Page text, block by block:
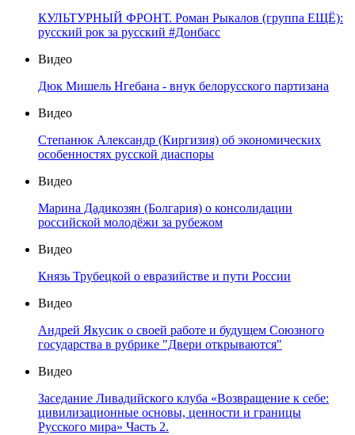
КУЛЬТУРНЫЙ ФРОНТ. Роман Рыкалов (группа ЕЩЁ):
русский рок за русский #Донбасс
Видео
Дюк Мишель Нгебана - внук белорусского партизана
Видео
Степанюк Александр (Киргизия) об экономических
особенностях русской диаспоры
Видео
Марина Дадикозян (Болгария) о консолидации
российской молодёжи за рубежом
Видео
Князь Трубецкой о евразийстве и пути России
Видео
Андрей Якусик о своей работе и будущем Союзного
государства в рубрике "Двери открываются"
Видео
Заседание Ливадийского клуба «Возвращение к себе:
цивилизационные основы, ценности и границы
Русского мира» Часть 2.